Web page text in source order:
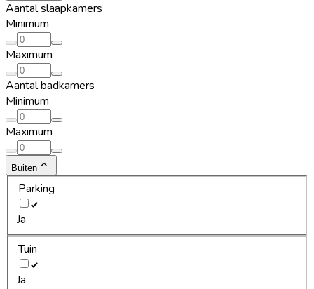
Aantal slaapkamers
Minimum
Maximum
Aantal badkamers
Minimum
Maximum
Buiten
Parking
Ja
Tuin
Ja